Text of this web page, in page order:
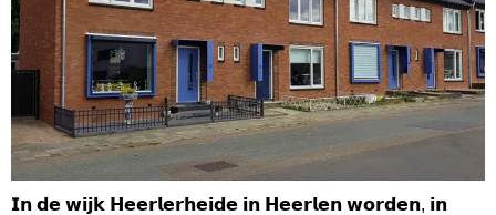
𝗜𝗻 𝗱𝗲 𝘄𝗶𝗷𝗸 𝗛𝗲𝗲𝗿𝗹𝗲𝗿𝗵𝗲𝗶𝗱𝗲 𝗶𝗻 𝗛𝗲𝗲𝗿𝗹𝗲𝗻 𝘄𝗼𝗿𝗱𝗲𝗻, 𝗶𝗻